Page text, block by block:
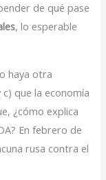
de qué pase
, lo esperable
haya otra
que la economía
¿cómo explica
En febrero de
rusa contra el